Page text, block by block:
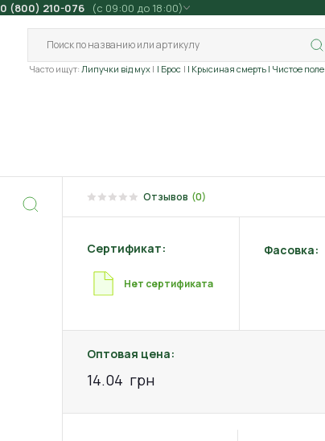
0 (800) 210-076 (с 09:00 до 18:00)
Часто ищут: Липучки від мух | Брос | Крысиная смерть | Чистое поле
Отзывов (0)
Сертификат:
Нет сертификата
Фасовка:
Оптовая цена:
14.04 грн